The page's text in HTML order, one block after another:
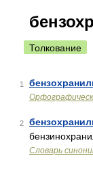
Толкование
1
2
Словарь